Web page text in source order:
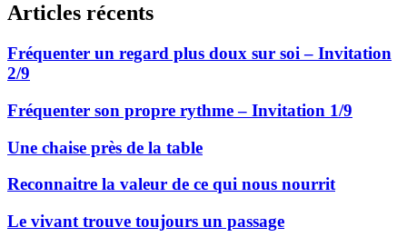
Articles récents
Fréquenter un regard plus doux sur soi – Invitation
2/9
Fréquenter son propre rythme – Invitation 1/9
Une chaise près de la table
Reconnaitre la valeur de ce qui nous nourrit
Le vivant trouve toujours un passage